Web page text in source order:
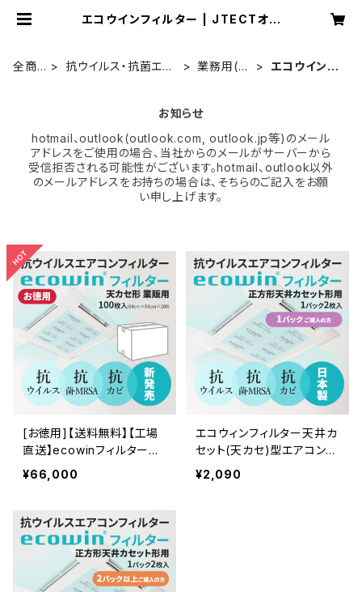
エコウインフィルター | JTECTオン
全商
抗ウイルス・抗菌エア
業務用(天
エコウインフ
お知らせ
hotmail、outlook(outlook.com, outlook.jp等)のメール
アドレスをご使用の場合、当社からのメールがサーバーから
受信拒否される可能性がございます。hotmail、outlook以外
のメールアドレスをお持ちの場合は、そちらのご記入をお願
い申し上げます。
[お徳用]【送料無料】【工場
直送】ecowinフィルター業
務用(業販用) 64cm × 64
cm 100枚(HAC-FB66)【セ
天カセ型 / 抗ウイルス・抗
菌エアコンフィルター/新型
コロナ対策/風邪・インフル
エンザ対策/抗MRSA/抗カ
ビ/銅イオンの殺菌力/メンテ
¥66,000
エコウィンフィルター天井カ
セット(天カセ)型エアコン用
HAC-F66 62cm×62cm×
2枚セット(1パック)/抗ウイ
¥2,090